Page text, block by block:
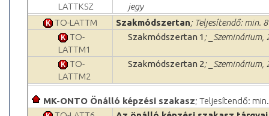
LATTKSZ
jegy
TO-LATTM
Szakmódszertan; Teljesítendő: min.
TO-
LATTM1
Szakmódszertan 1; _Szeminárium,
TO-
LATTM2
Szakmódszertan 2; _Szeminárium,
MK-ONTO Önálló képzési szakasz; Teljesítendő: